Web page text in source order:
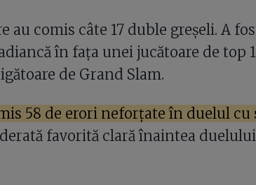
au comis câte 17 duble greșeli. A
în fața unei jucătoare de top
de Grand Slam.
58 de erori neforțate în duelul cu
favorită clară înaintea